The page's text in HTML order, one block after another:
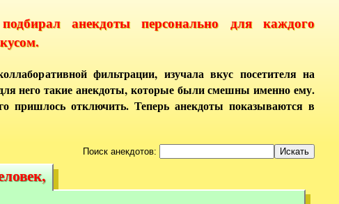
анекдоты персонально для каждого
фильтрации, изучала вкус посетителя на
него такие анекдоты, которые были смешны именно ему.
пришлось отключить. Теперь анекдоты показываются в
Поиск анекдотов: